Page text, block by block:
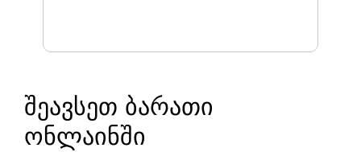
შეავსეთ ბარათი
ონლაინში